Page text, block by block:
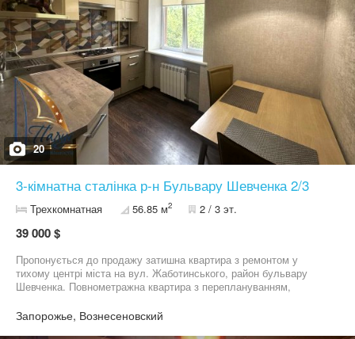
20
3-кімнатна сталінка р-н Бульвару Шевченка 2/3
Трехкомнатная 56.85 м2 2 / 3 эт.
39 000 $
Пропонується до продажу затишна квартира з ремонтом у
тихому центрі міста на вул. Жаботинського, район бульвару
Шевченка. Повнометражна квартира з переплануванням,
спальні з неї. З двокімнатної переплановано в 3 кімнатну.
Лоджію поєднано з кімнатою, підлога з підігрівом на лоджії та в
Запорожье, Вознесеновский